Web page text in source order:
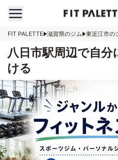
FIT PALETTE 滋賀県のジム 東近江市の
八日市駅周辺で自
ける